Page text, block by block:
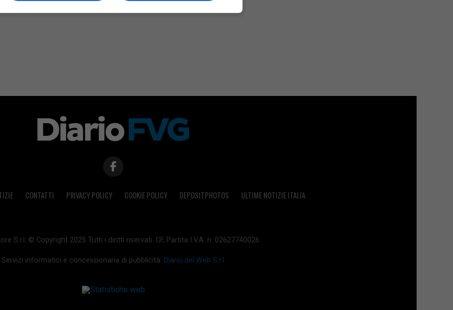
CONTATTI PRIVACY POLICY COOKIE POLICY DEPOSITPHOTOS ULTIME NOTIZIE ITALIA
S.r.l. © Copyright 2025 Tutti i diritti riservati. CF, Partita I.V.A. n. 02627740026
Servizi informatici e concessionaria di pubblicità: Diario del Web S.r.l.